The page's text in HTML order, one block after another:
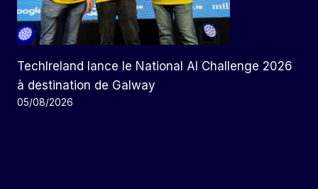
TechIreland lance le National AI Challenge 2026
à destination de Galway
05/08/2026